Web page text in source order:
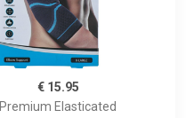
€ 15.95
Premium Elasticated